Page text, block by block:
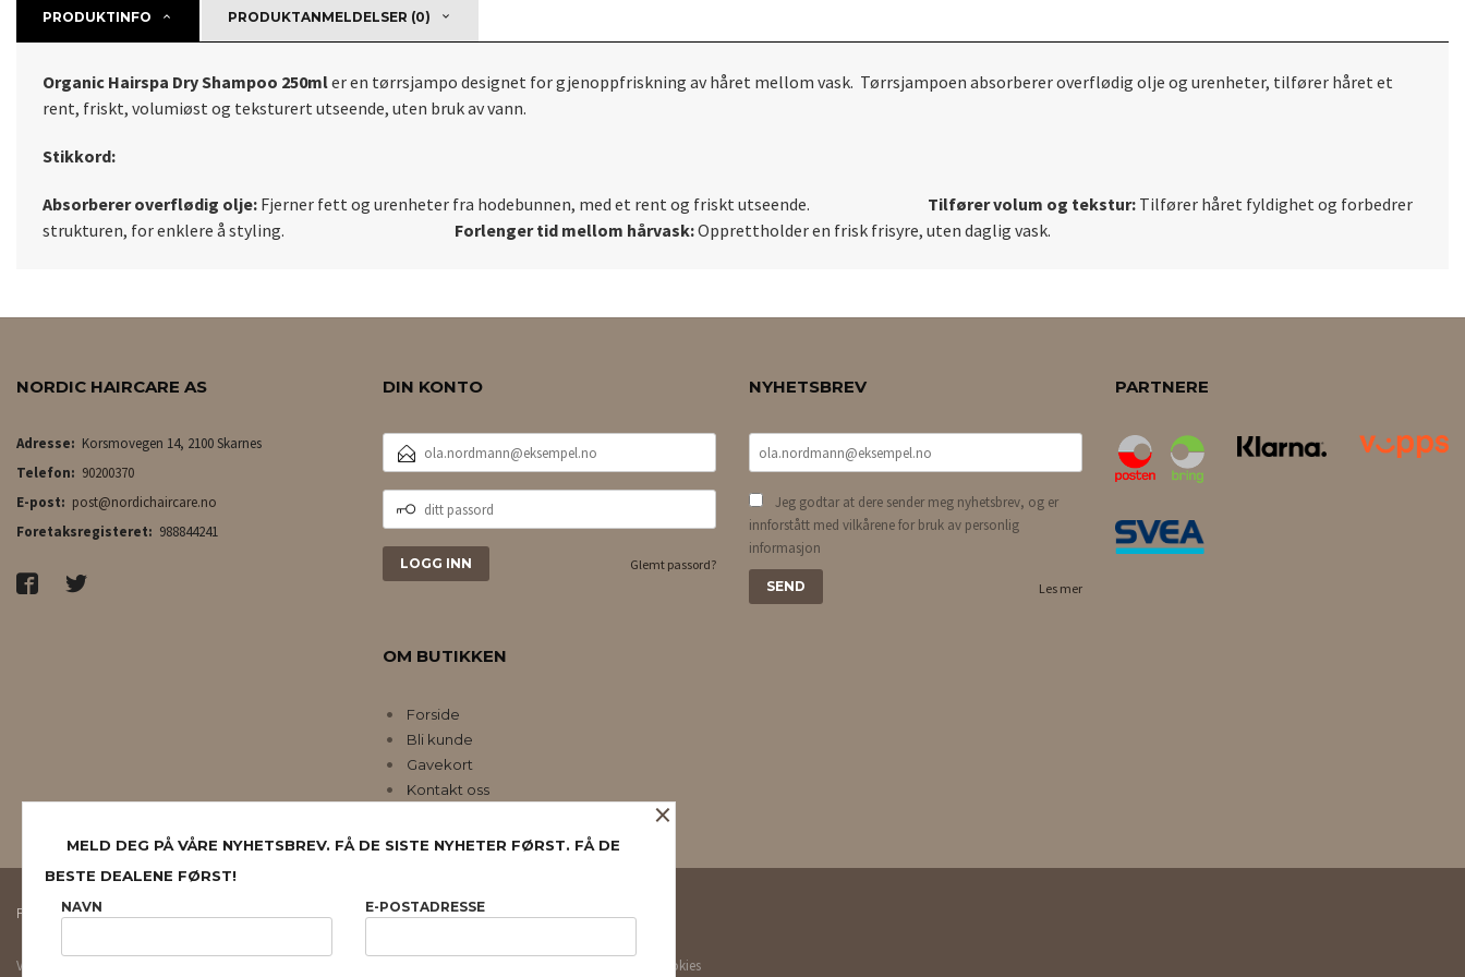
PRODUKTINFO PRODUKTANMELDELSER (0)
Organic Hairspa Dry Shampoo 250mler en tørrsjampo designet for gjenoppfriskning av håret mellom vask. Tørrsjampoen absorberer overflødig olje og urenheter, tilfører håret et
rent, friskt, volumiøst og teksturert utseende, uten bruk av vann.
Stikkord:
Absorberer overflødig olje: Fjerner fett og urenheter fra hodebunnen, med et rent og friskt utseende. Tilfører volum og tekstur: Tilfører håret fyldighet og forbedrer
strukturen, for enklere å styling. Forlenger tid mellom hårvask:Opprettholder en frisk frisyre, uten daglig vask.
NORDIC HAIRCARE AS
Adresse: Korsmovegen 14, 2100 Skarnes
Telefon: 90200370
E-post: post@nordichaircare.no
Foretaksregisteret: 988844241
DIN KONTO
POSTADRESSE
PASSORD
Glemt passord?
OM BUTIKKEN
Forside
Bli kunde
Gavekort
Kontakt oss
NYHETSBREV
Jeg godtar at dere sender meg nyhetsbrev, og er
innforstått med vilkårene for bruk av personlig
informasjon
Les mer
PARTNERE
FRAKT KJØPSBETINGELSER SIKKERHET OG PERSONVERN NYHETSBREV
Vår nettbutikk bruker cookies slik at du får en bedre kjøpsopplevelse og vi kan yte deg bedre service. Vi bruker cookies
×
MELD DEG PÅ VÅRE NYHETSBREV. FÅ DE SISTE NYHETER FØRST. FÅ DE
BESTE DEALENE FØRST!
NAVN E-POSTADRESSE